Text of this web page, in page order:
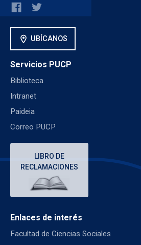
location_on UBÍCANOS
Servicios PUCP
Biblioteca
Intranet
Paideia
Correo PUCP
LIBRO DE
RECLAMACIONES
Enlaces de interés
Facultad de Ciencias Sociales